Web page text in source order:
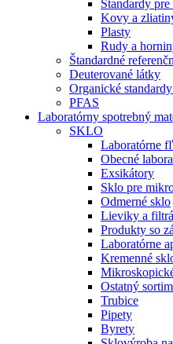
Štandardy
Kovy a
Plasty
Rudy a
Štandardné
Deuterované látky
Organické
PFAS
Laboratórny spotrebný
SKLO
Laboratórne
Obecné
Exsikátory
Sklo pre
Odmerné sklo
Lieviky a
Produkty so
Laboratórne
Kremenné
Ostatný
Trubice
Pipety
Byrety